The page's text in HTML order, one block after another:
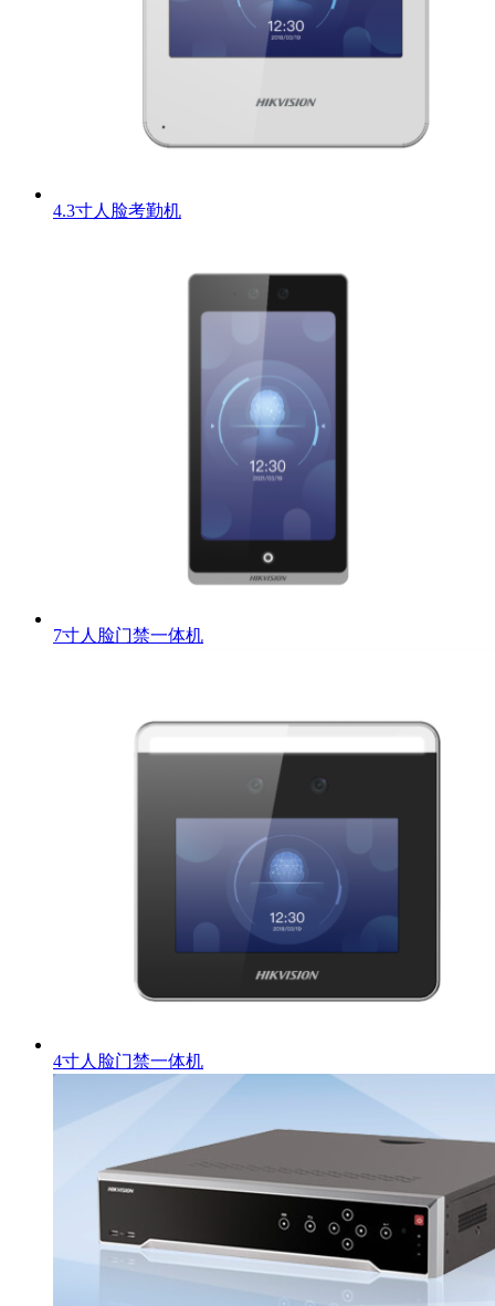
4.3寸人脸考勤机
7寸人脸门禁一体机
4寸人脸门禁一体机